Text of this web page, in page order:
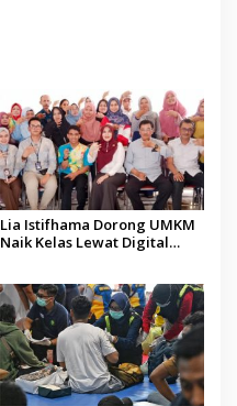
Lia Istifhama Dorong UMKM
Naik Kelas Lewat Digital